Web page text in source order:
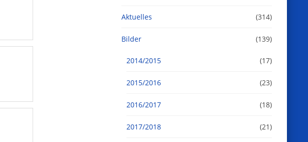
Aktuelles (314)
Bilder (139)
2014/2015 (17)
2015/2016 (23)
2016/2017 (18)
2017/2018 (21)